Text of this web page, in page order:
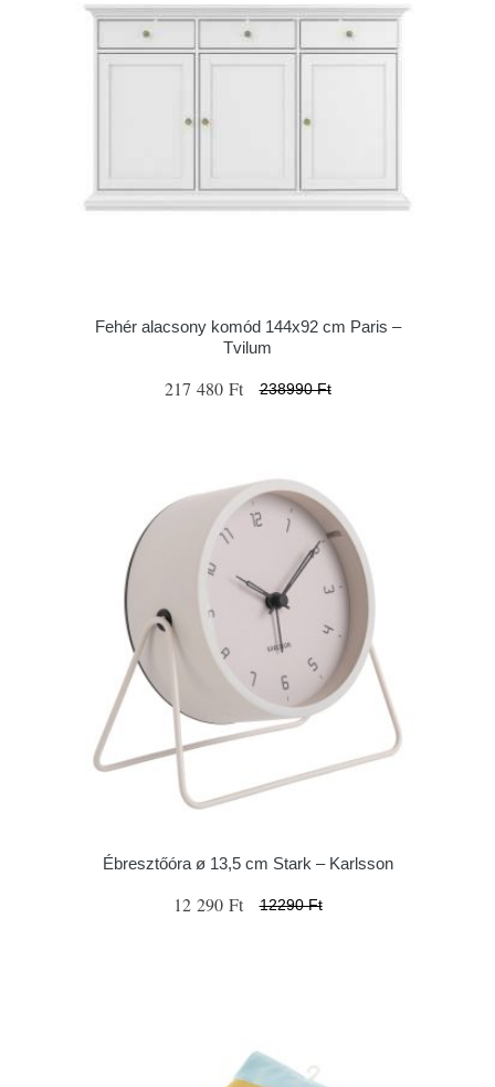
Fehér alacsony komód 144x92 cm Paris –
Tvilum
217 480 Ft 238990 Ft
Ébresztőóra ø 13,5 cm Stark – Karlsson
12 290 Ft 12290 Ft